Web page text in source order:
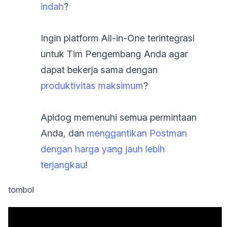
indah?
Ingin platform All-in-One terintegrasi
untuk Tim Pengembang Anda agar
dapat bekerja sama dengan
produktivitas maksimum?
Apidog memenuhi semua permintaan
Anda, dan menggantikan Postman
dengan harga yang jauh lebih
terjangkau!
tombol